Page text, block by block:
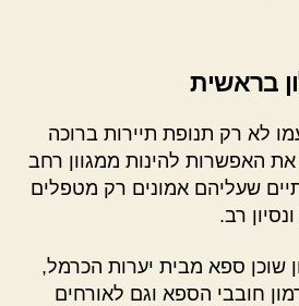
בראשית
לא רק תנופת תיירות ברוכה
האפשרות להינות ממגוון רחב
שעליהם אמונים רק מטפלים
רב.
שוכן ספא מבית יערות הכרמל,
חובבי הספא וגם לאורחים